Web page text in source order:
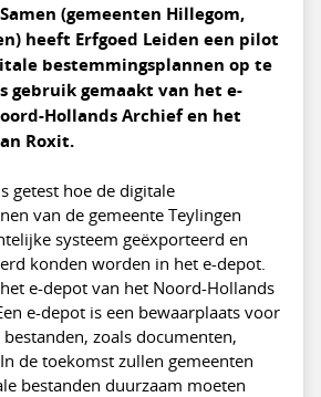
(gemeenten Hillegom,
heeft Erfgoed Leiden een pilot
bestemmingsplannen op te
gebruik gemaakt van het e-
Hollands Archief en het
Roxit.
getest hoe de digitale
van de gemeente Teylingen
systeem geëxporteerd en
konden worden in het e-depot.
e-depot van het Noord-Hollands
e-depot is een bewaarplaats voor
zoals documenten,
de toekomst zullen gemeenten
bestanden duurzaam moeten